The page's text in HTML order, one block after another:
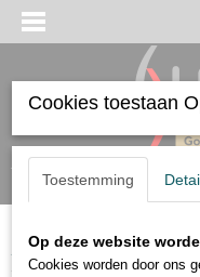
Inloggen Registreren
Home>Accessoires>
Cookies toestaan
Toestemming
Op deze website
Cookies worden door ons